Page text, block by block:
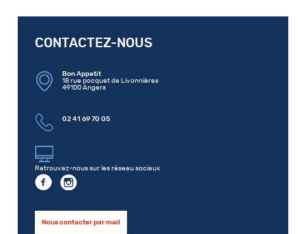
CONTACTEZ-NOUS
Bon Appetit
18 rue pocquet de Livonnières
49100 Angers
02 41 69 70 05
Retrouvez-nous sur les réseau sociaux
Nous contacter par mail